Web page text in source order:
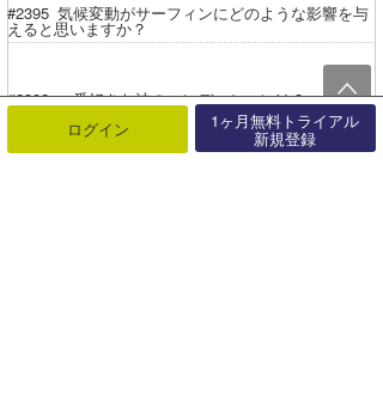
#2395 気候変動がサーフィンにどのような影響を与
えると思いますか？
#2392 一番好きな波のコンディションは？
ログイン 1ヶ月無料トライアル
新規登録